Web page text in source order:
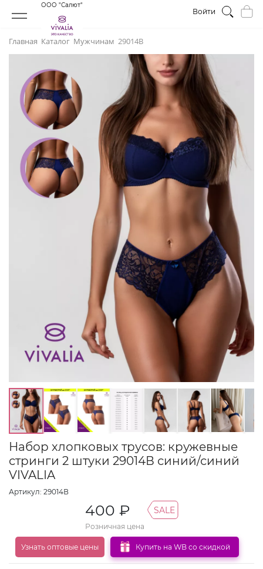
ООО "Салют"
Войти
Главная Каталог Мужчинам 29014В
Набор хлопковых трусов: кружевные
стринги 2 штуки 29014В синий/синий
VIVALIA
Артикул: 29014В
400 ₽
Розничная цена
SALE
Узнать оптовые цены Купить на WB со скидкой